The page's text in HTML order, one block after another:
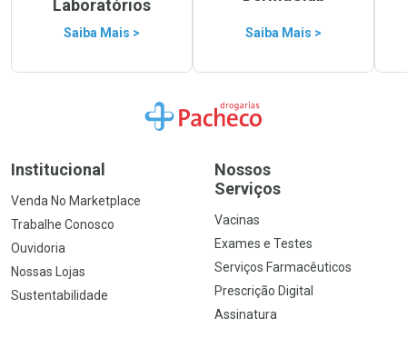
Laboratórios
Saiba Mais > Saiba Mais >
Ir para a Home
Institucional
Venda No Marketplace
Trabalhe Conosco
Ouvidoria
Nossas Lojas
Sustentabilidade
Nossos
Serviços
Vacinas
Exames e Testes
Serviços Farmacêuticos
Prescrição Digital
Assinatura